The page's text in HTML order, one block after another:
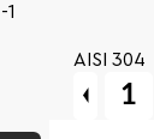
AISI 304